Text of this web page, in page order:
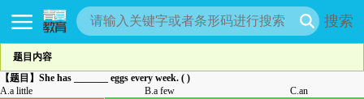
搜索
题目内容
【题目】 She has _______ eggs every week. ( )
A. a little B. a few C.an